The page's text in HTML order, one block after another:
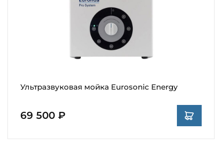
Ультразвуковая мойка Eurosonic Energy
69 500 ₽